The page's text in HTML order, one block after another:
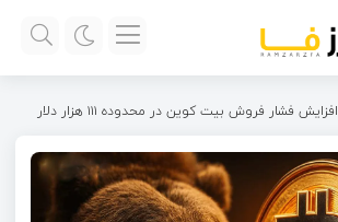
افزایش فشار فروش بیت کوین در محدوده ۱۱۱ هزار دلار